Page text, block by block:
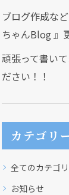
ブログ作成な
ちゃんBlog 』
頑張って書い
ださい！！
カテゴリ
全てのカテゴ
お知らせ